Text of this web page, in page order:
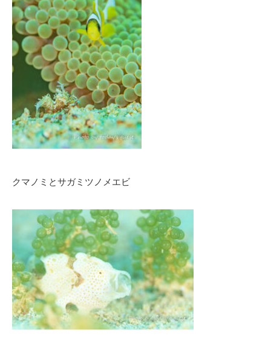
クマノミとサガミツノメエビ